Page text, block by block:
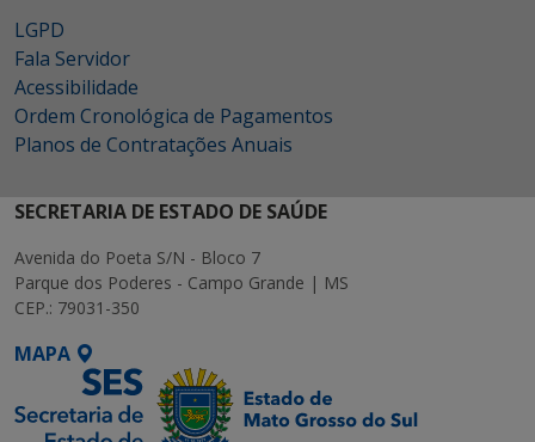
LGPD
Fala Servidor
Acessibilidade
Ordem Cronológica de Pagamentos
Planos de Contratações Anuais
SECRETARIA DE ESTADO DE SAÚDE
Avenida do Poeta S/N - Bloco 7
Parque dos Poderes - Campo Grande | MS
CEP.: 79031-350
MAPA